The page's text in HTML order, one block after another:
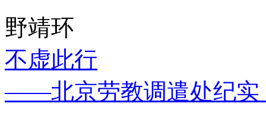
野靖环
不虚此行
——北京劳教调遣处纪实